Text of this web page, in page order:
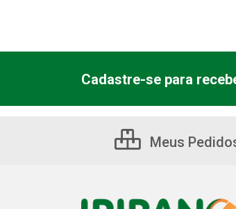
Cadastre-se para
Meus